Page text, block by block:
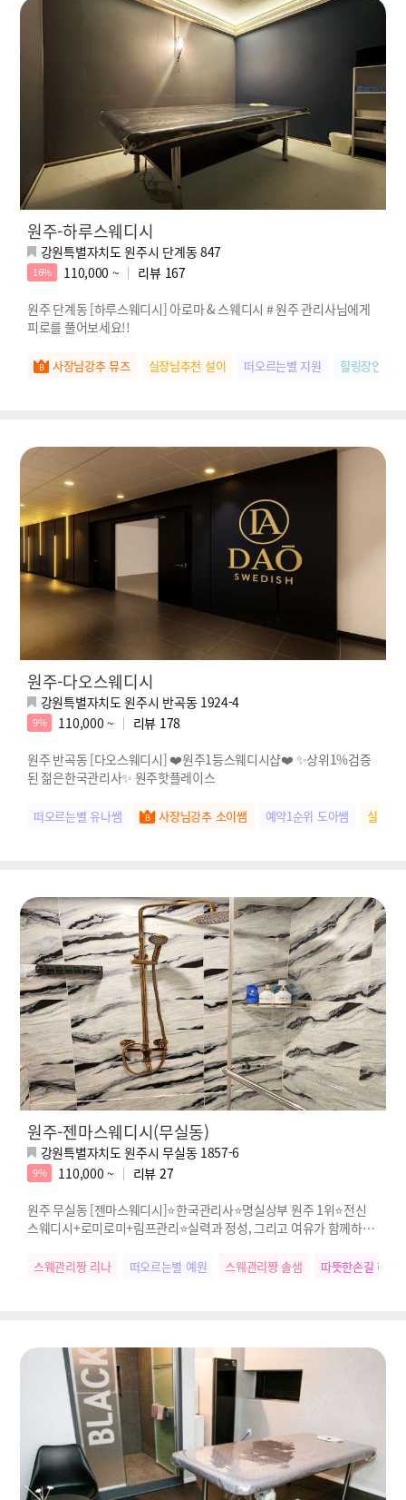
원주-하루스웨디시
강원특별자치도 원주시 단계동 847
16% 110,000 ~ 리뷰 167
원주 단계동 [하루스웨디시] 아로마 & 스웨디시 # 원주 관리사님에게
피로를 풀어보세요!!
사장님강추 뮤즈 실장님추천 설이 떠오르는별 지원 힐링장인 라라
원주-다오스웨디시
강원특별자치도 원주시 반곡동 1924-4
9% 110,000 ~ 리뷰 178
원주 반곡동 [다오스웨디시] ❤️원주1등스웨디시샵❤️ ✨상위1%검증
된 젊은한국관리사✨ 원주핫플레이스
떠오르는별 유나쌤 사장님강추 소이쌤 예약1순위 도아쌤 실장님
원주-젠마스웨디시(무실동)
강원특별자치도 원주시 무실동 1857-6
9% 110,000 ~ 리뷰 27
원주 무실동 [젠마스웨디시]⭐한국관리사⭐명실상부 원주 1위⭐전신
스웨디시+로미로미+림프관리⭐실력과 정성, 그리고 여유가 함께하는
스웨관리짱 리나 떠오르는별 예원 스웨관리짱 솔샘 따뜻한손길 혜나